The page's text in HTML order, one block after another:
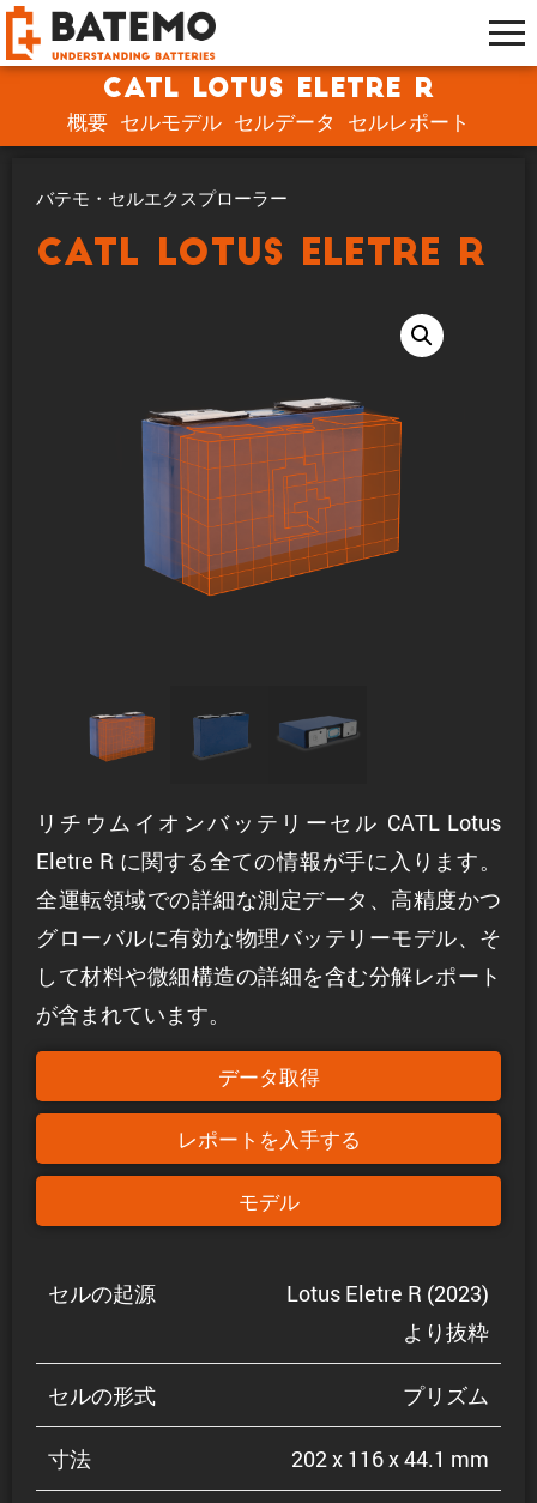
CATL Lotus Eletre R
概要 セルモデル セルデータ セルレポート
バテモ・セルエクスプローラー
CATL Lotus Eletre R
リチウムイオンバッテリーセル CATL Lotus
Eletre R に関する全ての情報が手に入ります。
全運転領域での詳細な測定データ、高精度かつ
グローバルに有効な物理バッテリーモデル、そ
して材料や微細構造の詳細を含む分解レポート
が含まれています。
データ取得
レポートを入手する
モデル
セルの起源
Lotus Eletre R (2023)
より抜粋
セルの形式 プリズム
寸法 202 x 116 x 44.1 mm